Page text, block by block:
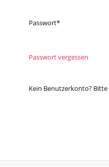
Passwort*
Passwort vergessen
Kein Benutzerkonto? Bitte